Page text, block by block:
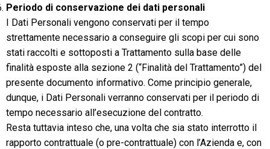
Periodo di conservazione dei dati personali
I Dati Personali vengono conservati per il tempo
strettamente necessario a conseguire gli scopi per cui sono
stati raccolti e sottoposti a Trattamento sulla base delle
finalità esposte alla sezione 2 (“Finalità del Trattamento”) del
presente documento informativo. Come principio generale,
dunque, i Dati Personali verranno conservati per il periodo di
tempo necessario all’esecuzione del contratto.
Resta tuttavia inteso che, una volta che sia stato interrotto il
rapporto contrattuale (o pre-contrattuale) con l’Azienda e, con